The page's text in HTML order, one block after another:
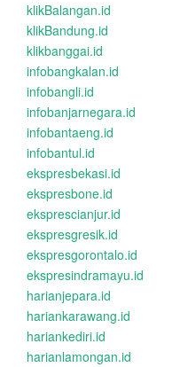
klikBalangan.id
klikBandung.id
klikbanggai.id
infobangkalan.id
infobangli.id
infobanjarnegara.id
infobantaeng.id
infobantul.id
ekspresbekasi.id
ekspresbone.id
eksprescianjur.id
ekspresgresik.id
ekspresgorontalo.id
ekspresindramayu.id
harianjepara.id
hariankarawang.id
hariankediri.id
harianlamongan.id